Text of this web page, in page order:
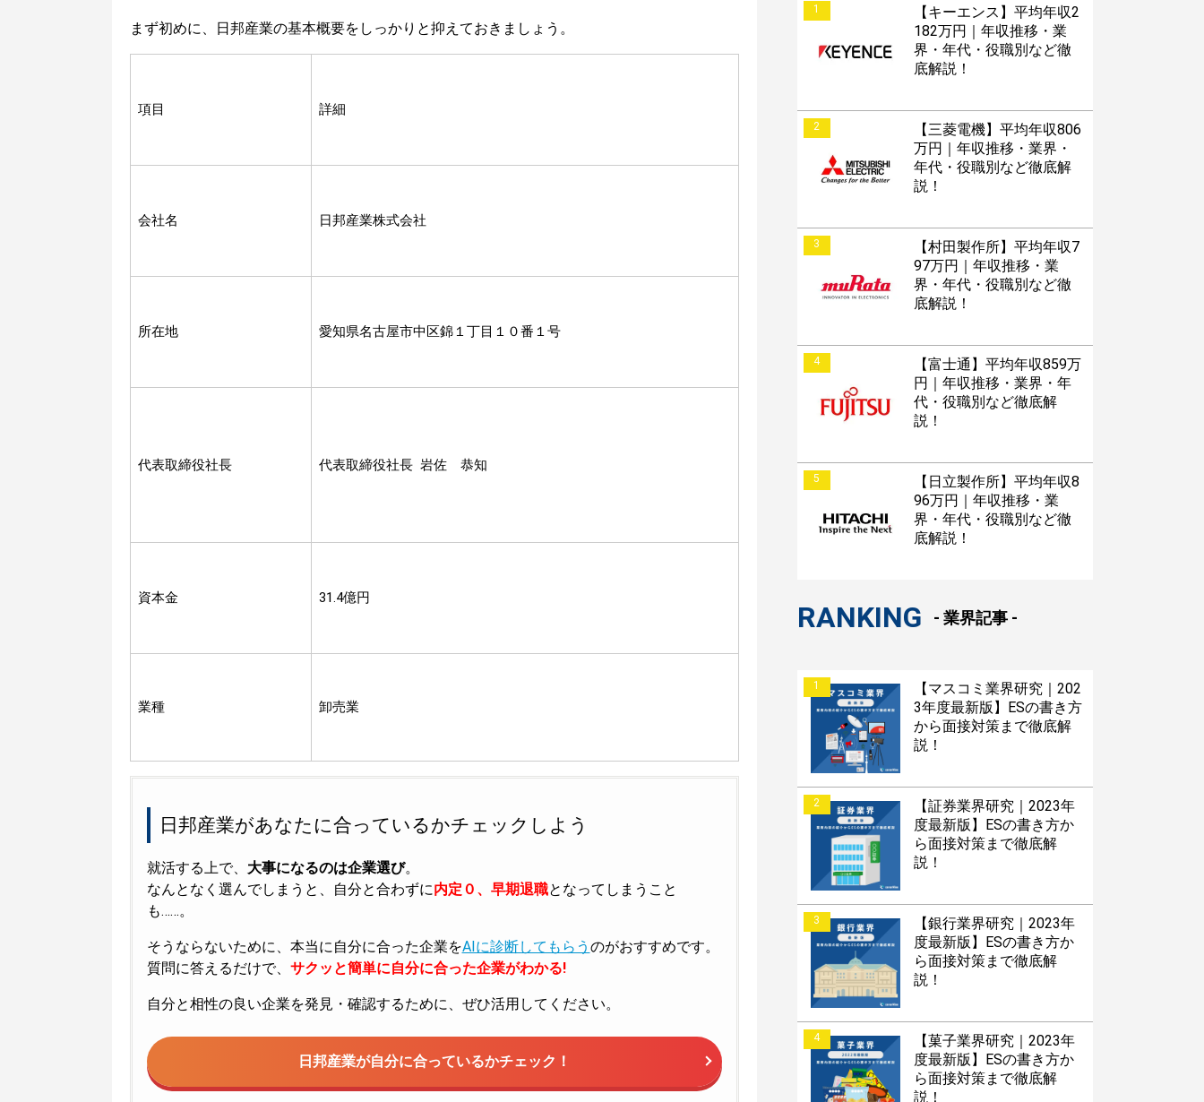
まず初めに、日邦産業の基本概要をしっかりと抑えておきましょう。
項目 詳細
会社名 日邦産業株式会社
所在地 愛知県名古屋市中区錦１丁目１０番１号
代表取締役社長 代表取締役社長 岩佐 恭知
資本金 31.4億円
業種 卸売業
日邦産業があなたに合っているかチェックしよう
就活する上で、 大事になるのは企業選び。
なんとなく選んでしまうと、自分と合わずに内定０、早期退職となってしまうこと
も……。
そうならないために、本当に自分に合った企業をAIに診断してもらう のがおすすめです。
質問に答えるだけで、 サクッと簡単に自分に合った企業がわかる!
自分と相性の良い企業を発見・確認するために、ぜひ活用してください。
日邦産業が自分に合っているかチェック！
1
【キーエンス】平均年収2
182万円｜年収推移・業
界・年代・役職別など徹
底解説！
2
【三菱電機】平均年収806
万円｜年収推移・業界・
年代・役職別など徹底解
説！
3
【村田製作所】平均年収7
97万円｜年収推移・業
界・年代・役職別など徹
底解説！
4
【富士通】平均年収859万
円｜年収推移・業界・年
代・役職別など徹底解
説！
5
【日立製作所】平均年収8
96万円｜年収推移・業
界・年代・役職別など徹
底解説！
RANKING - 業界記事 -
1
【マスコミ業界研究｜202
3年度最新版】ESの書き方
から面接対策まで徹底解
説！
2
【証券業界研究｜2023年
度最新版】ESの書き方か
ら面接対策まで徹底解
説！
3
【銀行業界研究｜2023年
度最新版】ESの書き方か
ら面接対策まで徹底解
説！
4
【菓子業界研究｜2023年
度最新版】ESの書き方か
ら面接対策まで徹底解
説！